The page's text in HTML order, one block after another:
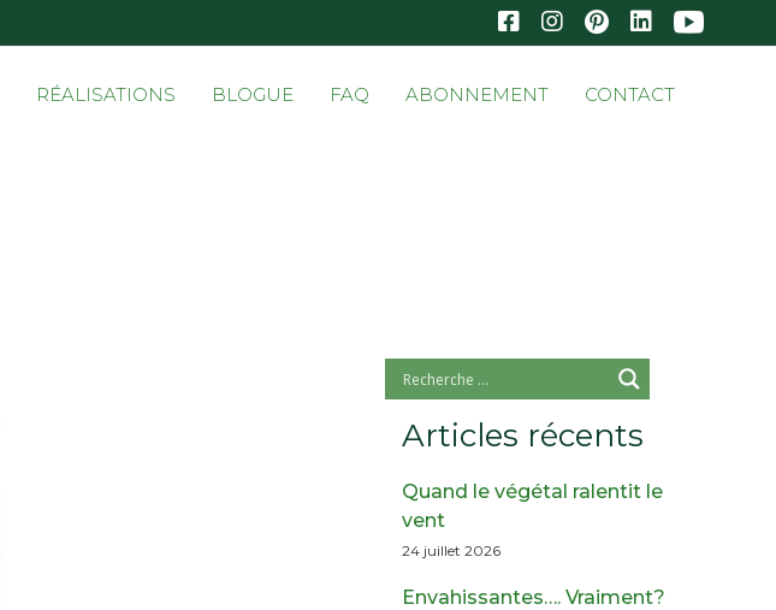
RÉALISATIONS BLOGUE FAQ ABONNEMENT CONTACT
Articles récents
Quand le végétal ralentit le
vent
24 juillet 2026
Envahissantes…. Vraiment?